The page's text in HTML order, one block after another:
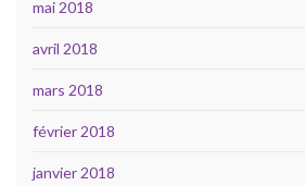
mai 2018
avril 2018
mars 2018
février 2018
janvier 2018